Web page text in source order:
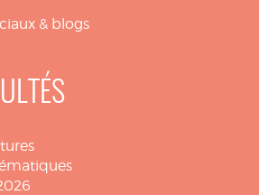
& blogs